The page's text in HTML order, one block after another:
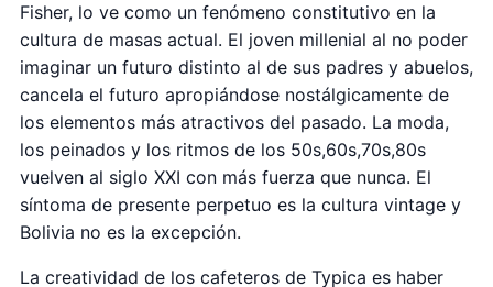
Fisher, lo ve como un fenómeno constitutivo en la
cultura de masas actual. El joven millenial al no poder
imaginar un futuro distinto al de sus padres y abuelos,
cancela el futuro apropiándose nostálgicamente de
los elementos más atractivos del pasado. La moda,
los peinados y los ritmos de los 50s,60s,70s,80s
vuelven al siglo XXI con más fuerza que nunca. El
síntoma de presente perpetuo es la cultura vintage y
Bolivia no es la excepción.
La creatividad de los cafeteros de Typica es haber